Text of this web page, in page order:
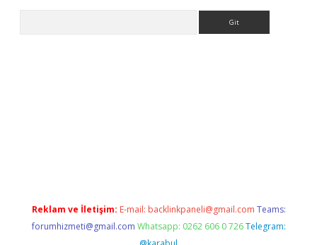
Reklam ve İletişim: E-mail: backlinkpaneli@gmail.com Teams:
forumhizmeti@gmail.com Whatsapp: 0262 606 0 726 Telegram: